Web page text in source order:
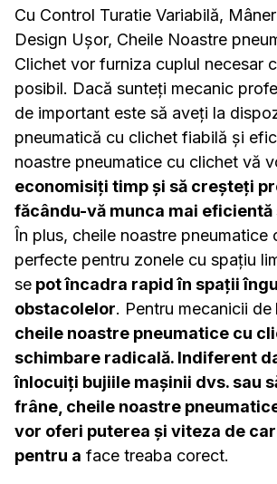
Cu Control Turatie Variabilă,
Design Ușor, Cheile Noastre
Clichet vor furniza cuplul necesar
posibil. Dacă sunteți mecanic
de important este să aveți la
pneumatică cu clichet fiabilă și
noastre pneumatice cu clichet vă
economisiți timp și să creșteți
făcându-vă munca mai eficientă
În plus, cheile noastre pneumatice
perfecte pentru zonele cu spațiu
se pot încadra rapid în spații
obstacolelor. Pentru mecanicii de
cheile noastre pneumatice cu
schimbare radicală. Indiferent
înlocuiți bujiile mașinii dvs. sau
frâne, cheile noastre
vor oferi puterea și viteza de
pentru a face treaba corect.